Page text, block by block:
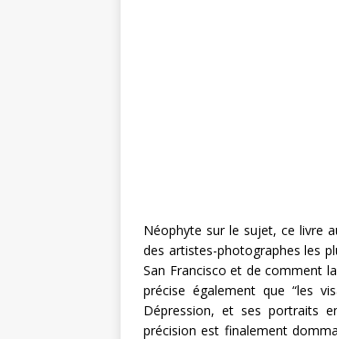
Néophyte sur le sujet, ce livre
des artistes-photographes les
San Francisco et de comment
précise également que “les
Dépression, et ses portraits
précision est finalement